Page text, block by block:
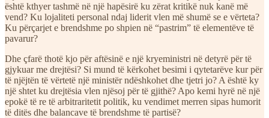
është kthyer tashmë në një hapësirë ku zërat kritikë nuk kanë më
vend? Ku lojaliteti personal ndaj liderit vlen më shumë se e vërteta?
Ku përçarjet e brendshme po shpien në “pastrim” të elementëve të
pavarur?
Dhe çfarë thotë kjo për aftësinë e një kryeministri në detyrë për të
gjykuar me drejtësi? Si mund të kërkohet besimi i qytetarëve kur për
të njëjtën të vërtetë një ministër ndëshkohet dhe tjetri jo? A është ky
një shtet ku drejtësia vlen njësoj për të gjithë? Apo kemi hyrë në një
epokë të re të arbitraritetit politik, ku vendimet merren sipas humorit
të ditës dhe balancave të brendshme të partisë?